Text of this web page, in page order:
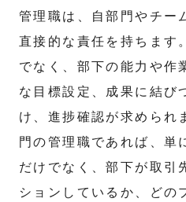
管理職は、自部門やチー
直接的な責任を持ちます
でなく、部下の能力や作
な目標設定、成果に結び
け、進捗確認が求められ
門の管理職であれば、単
だけでなく、部下が取引
ションしているか、どの